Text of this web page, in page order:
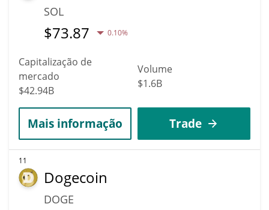
SOL
$73.87 0.10%
Capitalização de
mercado
$42.94B
Volume
$1.6B
Mais informação Trade
11
Dogecoin
DOGE